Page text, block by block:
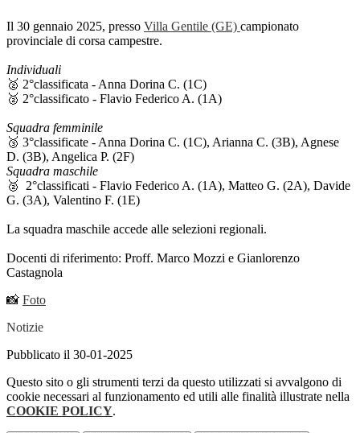
Il 30 gennaio 2025, presso Villa Gentile (GE) campionato
provinciale di corsa campestre.
Individuali
🥈 2°classificata - Anna Dorina C. (1C)
🥈 2°classificato - Flavio Federico A. (1A)
Squadra femminile
🥉 3°classificate - Anna Dorina C. (1C), Arianna C. (3B), Agnese
D. (3B), Angelica P. (2F)
Squadra maschile
🥈 2°classificati - Flavio Federico A. (1A), Matteo G. (2A), Davide
G. (3A), Valentino F. (1E)
La squadra maschile accede alle selezioni regionali.
Docenti di riferimento: Proff. Marco Mozzi e Gianlorenzo
Castagnola
📸 Foto
Notizie
Pubblicato il 30-01-2025
Questo sito o gli strumenti terzi da questo utilizzati si avvalgono di
cookie necessari al funzionamento ed utili alle finalità illustrate nella
COOKIE POLICY.